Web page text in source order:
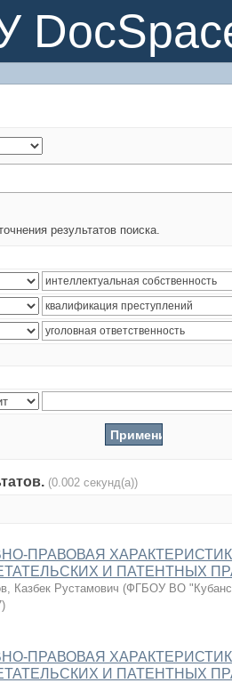
результатов поиска.
(0.002 секунд(а))
ПРАВОВАЯ
И ПАТЕНТНЫХ
Казбек Рустамович (ФГБОУ ВО
)
ПРАВОВАЯ
И ПАТЕНТНЫХ